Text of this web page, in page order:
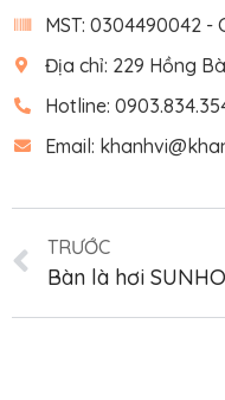
MST: 0304490042
Địa chỉ: 229 Hồng
Hotline:
Email:
TRƯỚC